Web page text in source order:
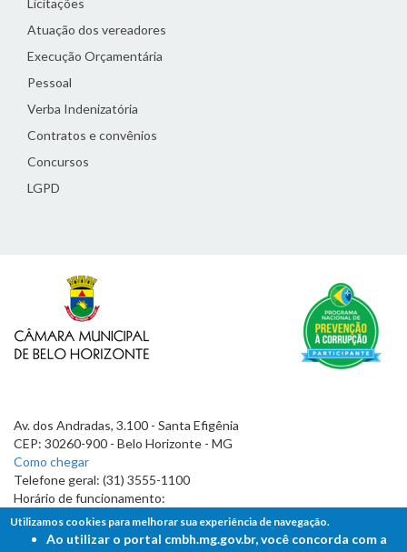
Licitações
Atuação dos vereadores
Execução Orçamentária
Pessoal
Verba Indenizatória
Contratos e convênios
Concursos
LGPD
Av. dos Andradas, 3.100 - Santa Efigênia
CEP: 30260-900 - Belo Horizonte - MG
Como chegar
Telefone geral: (31) 3555-1100
Horário de funcionamento:
7h às 19h
Utilizamos cookies para melhorar sua experiência de navegação.
Ao utilizar o portal cmbh.mg.gov.br, você concorda com a